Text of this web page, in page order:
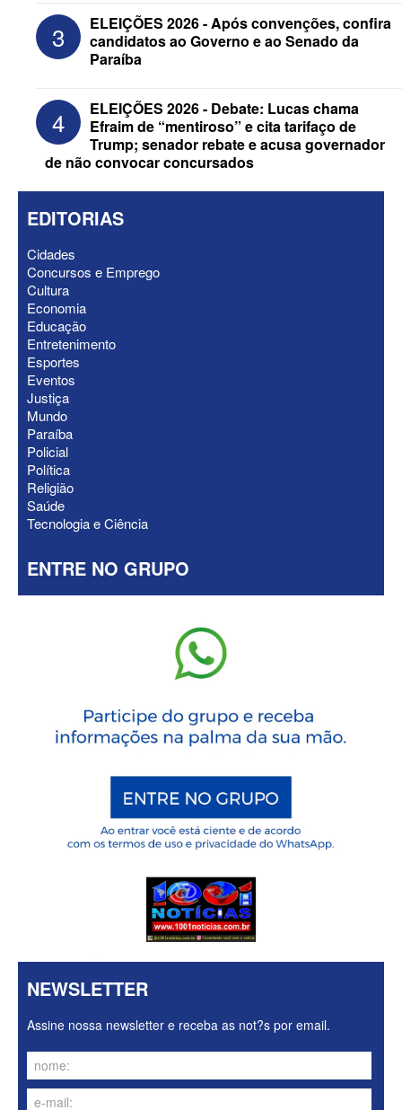
reeleição, Veneziano escolhe segundo
suplente para o Senado; saiba que é
ELEIÇÕES 2026 - Após convenções,
confira candidatos ao Governo e ao
Senado da Paraíba
3
ELEIÇÕES 2026 - Após convenções, confira
candidatos ao Governo e ao Senado da
Paraíba
4
ELEIÇÕES 2026 - Debate: Lucas chama
Efraim de “mentiroso” e cita tarifaço de
Trump; senador rebate e acusa governador
de não convocar concursados
EDITORIAS
Cidades
Concursos e Emprego
Cultura
Economia
Educação
Entretenimento
Esportes
Eventos
Justiça
Mundo
Paraíba
Policial
Política
Religião
Saúde
Tecnologia e Ciência
ENTRE NO GRUPO
NEWSLETTER
Assine nossa newsletter e receba as not?s por email.